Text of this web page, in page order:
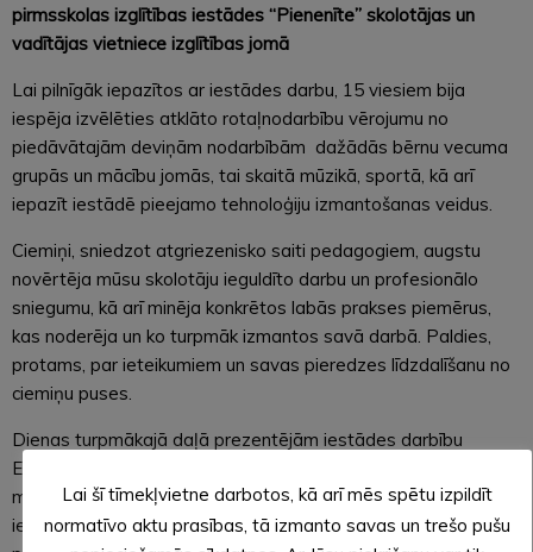
pirmsskolas izglītības iestādes “Pienenīte” skolotājas un
vadītājas vietniece izglītības jomā
Lai pilnīgāk iepazītos ar iestādes darbu, 15 viesiem bija
iespēja izvēlēties atklāto rotaļnodarbību vērojumu no
piedāvātajām deviņām nodarbībām dažādās bērnu vecuma
grupās un mācību jomās, tai skaitā mūzikā, sportā, kā arī
iepazīt iestādē pieejamo tehnoloģiju izmantošanas veidus.
Ciemiņi, sniedzot atgriezenisko saiti pedagogiem, augstu
novērtēja mūsu skolotāju ieguldīto darbu un profesionālo
sniegumu, kā arī minēja konkrētos labās prakses piemērus,
kas noderēja un ko turpmāk izmantos savā darbā. Paldies,
protams, par ieteikumiem un savas pieredzes līdzdalīšanu no
ciemiņu puses.
Dienas turpmākajā daļā prezentējām iestādes darbību
Ekoskolas programmā, pārmaiņu procesā izglītībā “Līderis
manī” un eTwinning projektos. Veidojās konstruktīva,
ieinteresēta saruna par iespējām iesaistīties šajās
Lai šī tīmekļvietne darbotos, kā arī mēs spētu izpildīt
normatīvo aktu prasības, tā izmanto savas un trešo pušu